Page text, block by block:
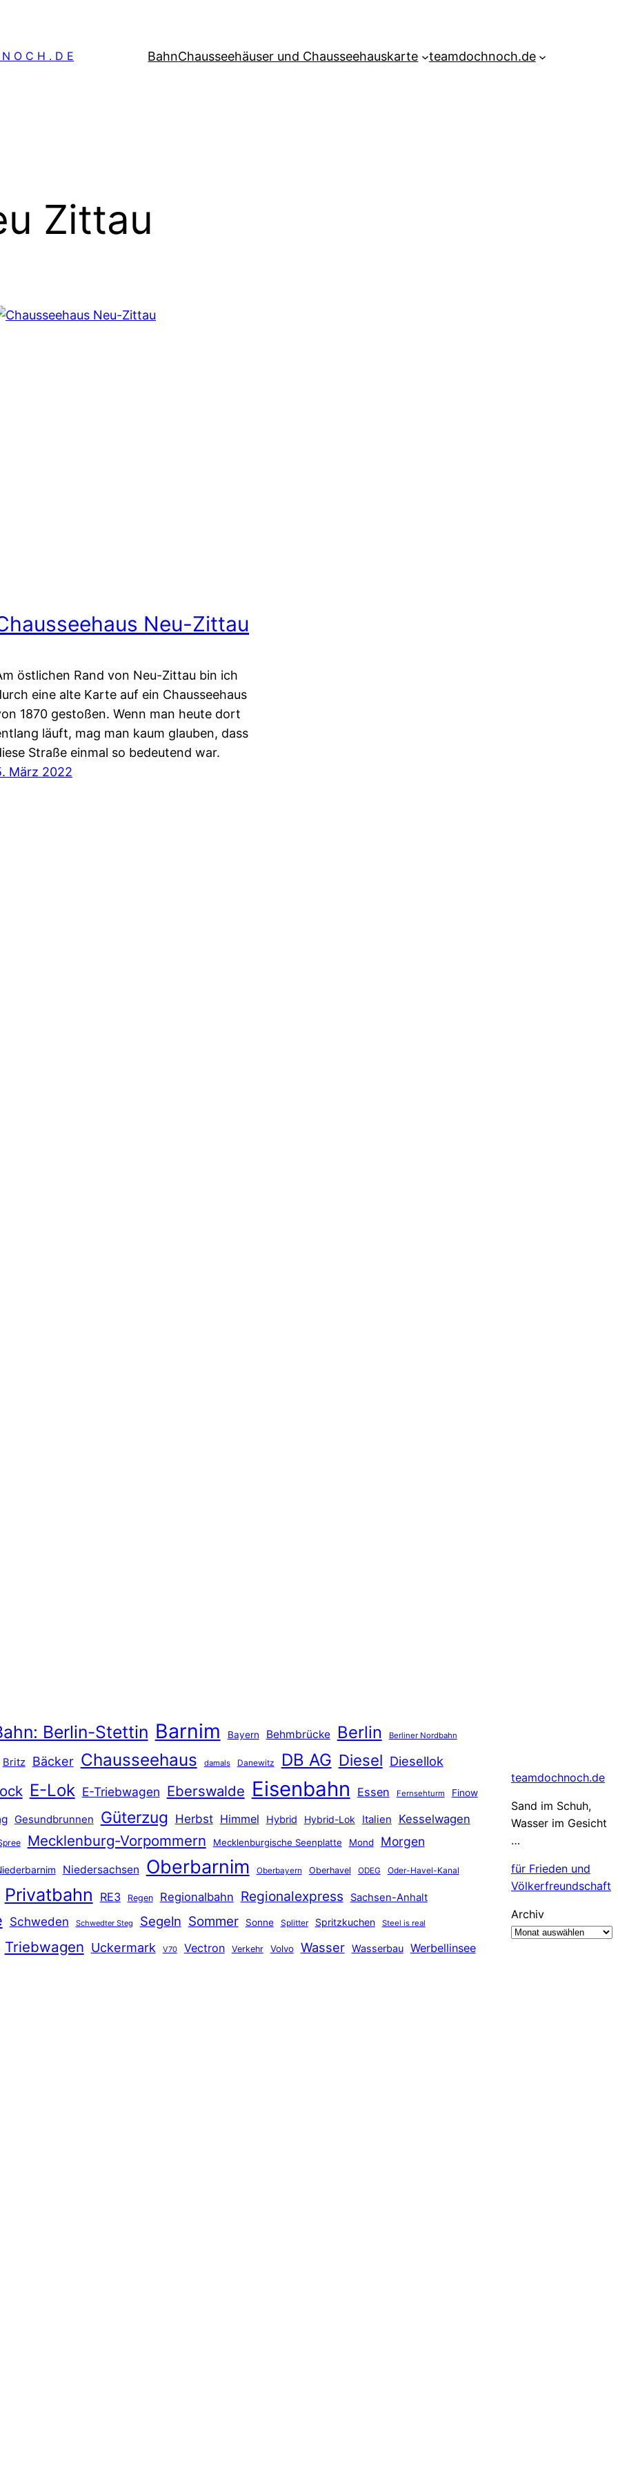
O C H . D E BahnChausseehäuser und Chausseehauskarte teamdochnoch.de
Zittau
Neu-Zittau
östlichen Rand von Neu-Zittau bin ich
eine alte Karte auf ein Chausseehaus
1870 gestoßen. Wenn man heute dort
läuft, mag man kaum glauben, dass
Straße einmal so bedeutend war.
März 2022
Berlin-Stettin Barnim Bayern Behmbrücke Berlin Berliner Nordbahn
Britz Bäcker Chausseehaus damals Danewitz DB AG Diesel Diesellok
E-Lok E-Triebwagen Eberswalde Eisenbahn Essen Fernsehturm Finow
Gesundbrunnen Güterzug Herbst Himmel Hybrid Hybrid-Lok Italien Kesselwagen
Mecklenburg-Vorpommern Mecklenburgische Seenplatte Mond Morgen
Niedersachsen Oberbarnim Oberbayern Oberhavel ODEG Oder-Havel-Kanal
Privatbahn RE3 Regen Regionalbahn Regionalexpress Sachsen-Anhalt
Schweden Schwedter Steg Segeln Sommer Sonne Splitter Spritzkuchen Steel is real
Triebwagen Uckermark V70 Vectron Verkehr Volvo Wasser Wasserbau Werbellinsee
teamdochnoch.de
Sand im Schuh,
Wasser im Gesicht
…
für Frieden und
Völkerfreundschaft
Archiv